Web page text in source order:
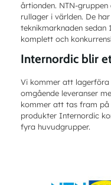
årtionden. NTN-
rullager i världen. De
teknikmarknaden
komplett och
Internordic blir
Vi kommer att
omgående leveranser
kommer att tas fram på
produkter Internordic
fyra huvudgrupper.